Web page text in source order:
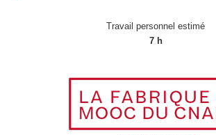
Travail personnel estimé
7 h